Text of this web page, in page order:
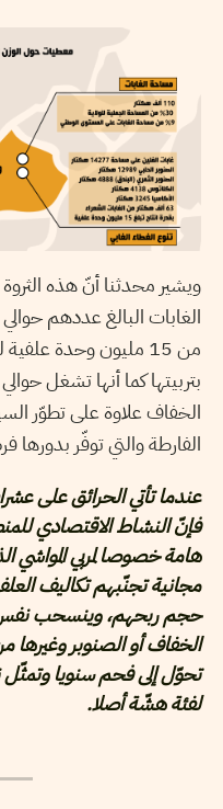
ويشير محدثنا أنّ هذه
من 15 مليون وحدة
الخفاف علاوة على تطوّر
الفارطة والتي توفّر
عندما تأتي الحرائق على
فإنّ النشاط الاقتصادي
هامة خصوصا لمربي المواشي
مجانية تجنّبهم تكاليف
حجم ربحهم، وينسحب نفس
الخفاف أو الصنوبر وغيرها
تحوّل إلى فحم سنويا وتمثّل
لفئة هشّة أصلا.